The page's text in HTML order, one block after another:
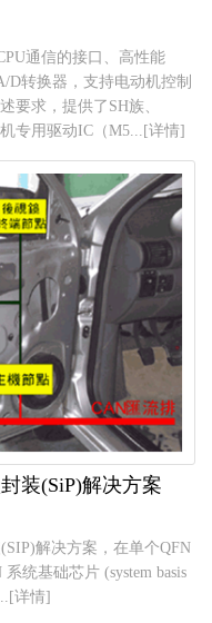
通信的接口、高性能
D转换器，支持电动机控制
要求，提供了SH族、
专用驱动IC（M5...[详情]
装(SiP)解决方案
解决方案，在单个QFN
统基础芯片 (system basis
详情]